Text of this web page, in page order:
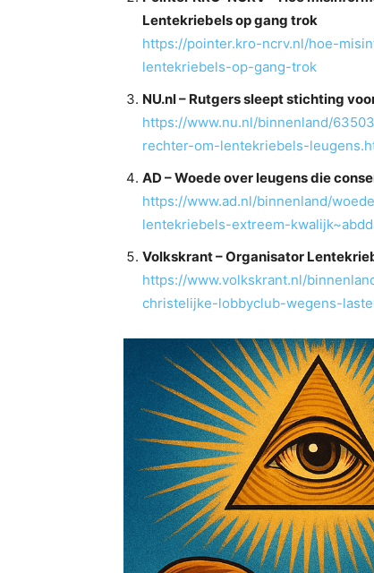
Lentekriebels op gang trok
https://pointer.kro-ncrv.nl/hoe-
lentekriebels-op-gang-trok
NU.nl – Rutgers sleept stichting
https://www.nu.nl/binnenland/
rechter-om-lentekriebels-
AD – Woede over leugens die
https://www.ad.nl/binnenland/
lentekriebels-extreem-
Volkskrant – Organisator
https://www.volkskrant.nl/
christelijke-lobbyclub-wegens-